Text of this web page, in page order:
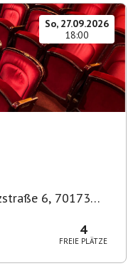
So, 27.09.2026
18:00
6, 70173
4
FREIE PLÄTZE